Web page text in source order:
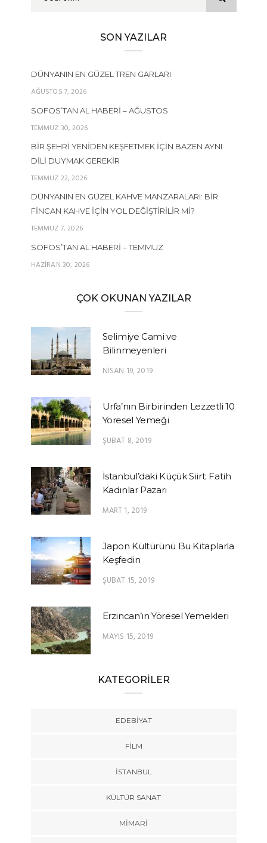
SON YAZILAR
DÜNYANIN EN GÜZEL TREN GARLARI
AĞUSTOS 7, 2026
SOFOS’TAN AL HABERI – AĞUSTOS
TEMMUZ 30, 2026
BIR ŞEHRI YENIDEN KEŞFETMEK İÇIN BAZEN AYNI
DILI DUYMAK GEREKIR
TEMMUZ 22, 2026
DÜNYANIN EN GÜZEL KAHVE MANZARALARI: BIR
FINCAN KAHVE İÇIN YOL DEĞIŞTIRILIR MI?
TEMMUZ 7, 2026
SOFOS’TAN AL HABERI – TEMMUZ
HAZIRAN 30, 2026
ÇOK OKUNAN YAZILAR
Selimiye Cami ve
Bilinmeyenleri
NISAN 19, 2019
Urfa’nın Birbirinden Lezzetli 10
Yöresel Yemeği
ŞUBAT 8, 2019
İstanbul’daki Küçük Siirt: Fatih
Kadınlar Pazarı
MART 1, 2019
Japon Kültürünü Bu Kitaplarla
Keşfedin
ŞUBAT 15, 2019
Erzincan’ın Yöresel Yemekleri
MAYIS 15, 2019
KATEGORİLER
EDEBIYAT
FILM
İSTANBUL
KÜLTÜR SANAT
MIMARI